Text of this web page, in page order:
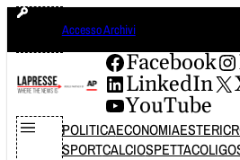
Vai
contenuto
Accesso Archivi
Facebook
LinkedIn
YouTube
POLITICAECONOMIAESTERI
SPORTCALCIOSPETTACOLI